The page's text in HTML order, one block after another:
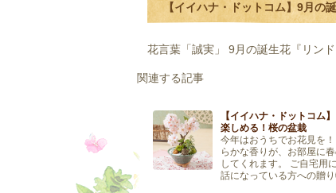
【イイハナ・ドットコム】9月の
花言葉「誠実」 9月の誕生花『リン
関連する記事
【イイハナ・ドットコム
楽しめる！桜の盆栽
今年はおうちでお花見を
らかな香りが、お部屋に
してくれます。 ご自宅用
話になっている方への贈